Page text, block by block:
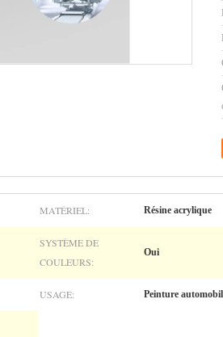
MATÉRIEL: Résine acrylique
SYSTÈME DE
COULEURS:
Oui
USAGE: Peinture